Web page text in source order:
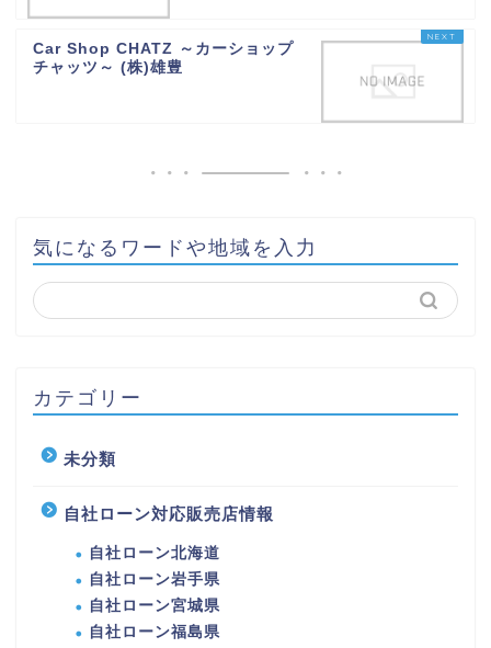
Car Shop CHATZ ～カーショップ
チャッツ～ (株)雄豊
気になるワードや地域を入力
カテゴリー
未分類
自社ローン対応販売店情報
自社ローン北海道
自社ローン岩手県
自社ローン宮城県
自社ローン福島県